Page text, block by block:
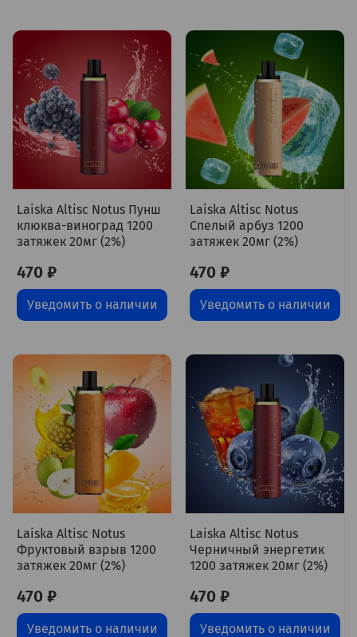
Laiska Altisc Notus Пунш
клюква-виноград 1200
затяжек 20мг (2%)
470 ₽
Уведомить о наличии
Laiska Altisc Notus
Спелый арбуз 1200
затяжек 20мг (2%)
470 ₽
Уведомить о наличии
Laiska Altisc Notus
Фруктовый взрыв 1200
затяжек 20мг (2%)
470 ₽
Уведомить о наличии
Laiska Altisc Notus
Черничный энергетик
1200 затяжек 20мг (2%)
470 ₽
Уведомить о наличии